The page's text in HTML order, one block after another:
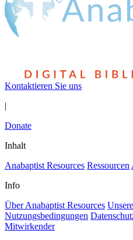
Kontaktieren Sie uns
|
Donate
Inhalt
Anabaptist Resources Ressourcen
Info
Über Anabaptist Resources
Nutzungsbedingungen
Mitwirkender